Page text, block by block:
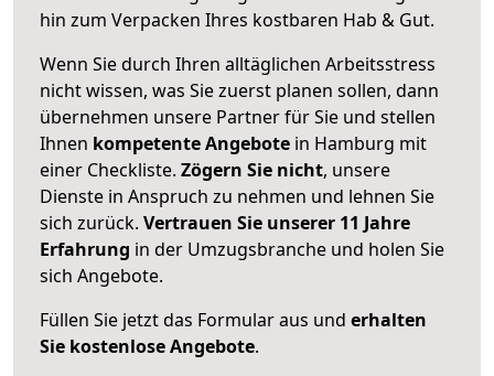
hin zum Verpacken Ihres kostbaren Hab & Gut.
Wenn Sie durch Ihren alltäglichen Arbeitsstress
nicht wissen, was Sie zuerst planen sollen, dann
übernehmen unsere Partner für Sie und stellen
Ihnen kompetente Angebote in Hamburg mit
einer Checkliste. Zögern Sie nicht, unsere
Dienste in Anspruch zu nehmen und lehnen Sie
sich zurück. Vertrauen Sie unserer 11 Jahre
Erfahrung in der Umzugsbranche und holen Sie
sich Angebote.
Füllen Sie jetzt das Formular aus und erhalten
Sie kostenlose Angebote.